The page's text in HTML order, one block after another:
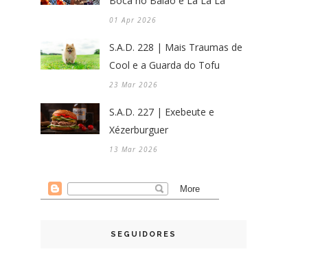
01 Apr 2026
S.A.D. 228 | Mais Traumas de
Cool e a Guarda do Tofu
23 Mar 2026
S.A.D. 227 | Exebeute e
Xézerburguer
13 Mar 2026
SEGUIDORES